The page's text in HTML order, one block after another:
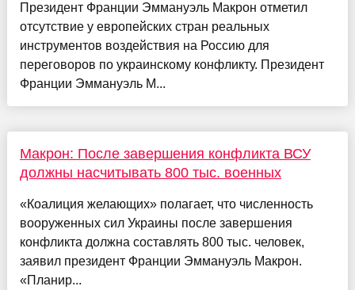
Президент Франции Эммануэль Макрон отметил
отсутствие у европейских стран реальных
инструментов воздействия на Россию для
переговоров по украинскому конфликту. Президент
Франции Эммануэль М...
Макрон: После завершения конфликта ВСУ
должны насчитывать 800 тыс. военных
«Коалиция желающих» полагает, что численность
вооруженных сил Украины после завершения
конфликта должна составлять 800 тыс. человек,
заявил президент Франции Эммануэль Макрон.
«Планир...